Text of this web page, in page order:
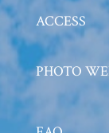
ACCESSア
PHOTO